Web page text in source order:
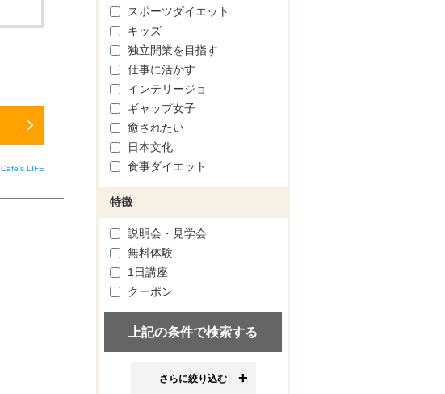
Cafe‘s LIFE
スポーツダイエット
キッズ
独立開業を目指す
仕事に活かす
インテリージョ
ギャップ女子
癒されたい
日本文化
食事ダイエット
特徴
説明会・見学会
無料体験
1日講座
クーポン
さらに絞り込む